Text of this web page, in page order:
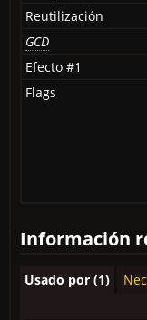
Reutilización
GCD
Efecto #1
Flags
Información
Usado por (1)